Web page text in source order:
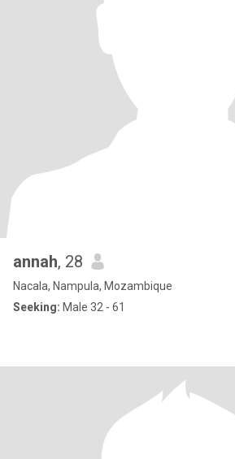
annah, 28
Nacala, Nampula, Mozambique
Seeking: Male 32 - 61